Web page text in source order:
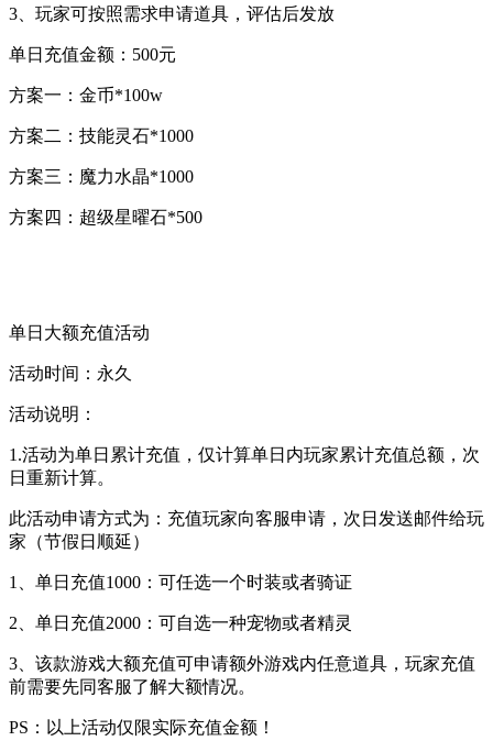
3、玩家可按照需求申请道具，评估后发放
单日充值金额：500元
方案一：金币*100w
方案二：技能灵石*1000
方案三：魔力水晶*1000
方案四：超级星曜石*500
单日大额充值活动
活动时间：永久
活动说明：
1.活动为单日累计充值，仅计算单日内玩家累计充值总额，次
日重新计算。
此活动申请方式为：充值玩家向客服申请，次日发送邮件给玩
家（节假日顺延）
1、单日充值1000：可任选一个时装或者骑证
2、单日充值2000：可自选一种宠物或者精灵
3、该款游戏大额充值可申请额外游戏内任意道具，玩家充值
前需要先同客服了解大额情况。
PS：以上活动仅限实际充值金额！